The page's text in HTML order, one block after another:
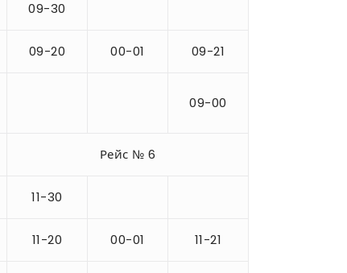
09-30
09-20 00-01 09-21
09-00
Рейс № 6
11-30
11-20 00-01 11-21